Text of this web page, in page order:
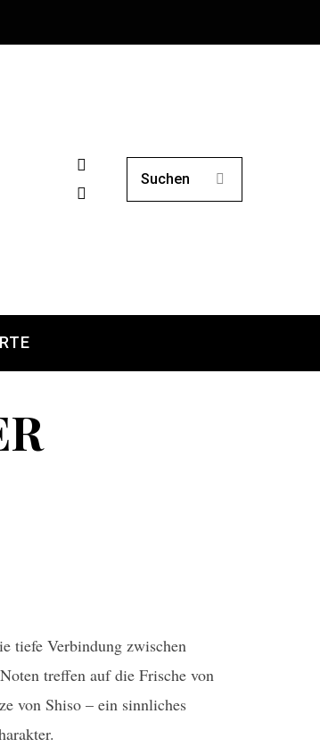
tiefe Verbindung zwischen
treffen auf die Frische von
von Shiso – ein sinnliches